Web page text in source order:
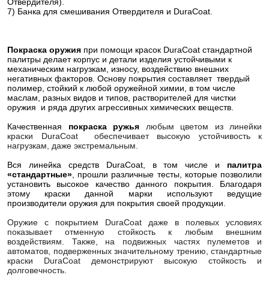
7) Банка для смешивания Отвердителя и DuraCoat.
Покраска оружия при помощи красок DuraCoat стандартной
палитры делает корпус и детали изделия устойчивыми к
механическим нагрузкам, износу, воздействию внешних
негативных факторов. Основу покрытия составляет твердый
полимер, стойкий к любой оружейной химии, в том числе
маслам, разных видов и типов, растворителей для чистки
оружия и ряда других агрессивных химических веществ.
Качественная покраска ружья любым цветом из линейки
краски DuraCoat обеспечивает высокую устойчивость к
нагрузкам, даже экстремальным.
Вся линейка средств DuraCoat, в том числе и палитра
«стандартные» , прошли различные тесты, которые позволили
установить высокое качество данного покрытия. Благодаря
этому краски данной марки используют ведущие
производители оружия для покрытия своей продукции.
Оружие с покрытием DuraCoat даже в полевых условиях
показывает отменную стойкость к любым внешним
воздействиям. Также, на подвижных частях пулеметов и
автоматов, подверженных значительному трению, стандартные
краски DuraCoat демонстрируют высокую стойкость и
долговечность.